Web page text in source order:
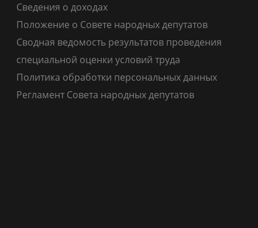
Сведения о доходах
Положение о Совете народных депутатов
Сводная ведомость результатов проведения
специальной оценки условий труда
Политика обработки персональных данных
Регламент Совета народных депутатов